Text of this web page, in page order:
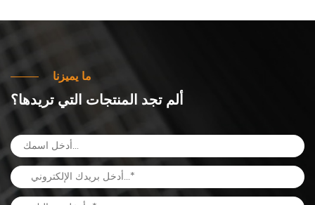
ما يميزنا
ألم تجد المنتجات التي تريدها؟